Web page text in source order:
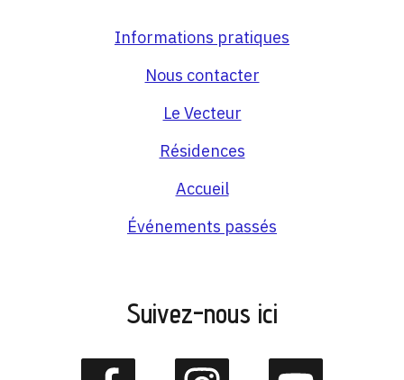
Informations pratiques
Nous contacter
Le Vecteur
Résidences
Accueil
Événements passés
Suivez-nous ici